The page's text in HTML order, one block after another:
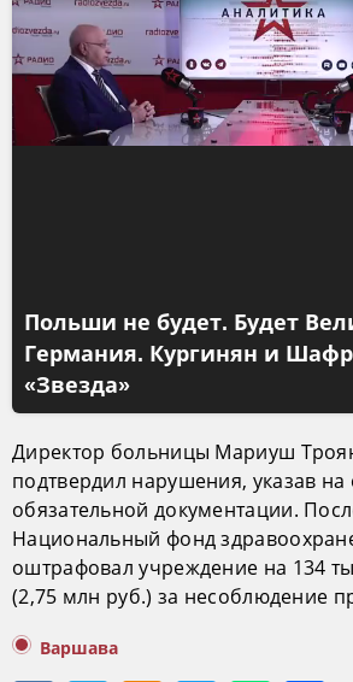
Польши не будет. Будет
Германия. Кургинян и
«Звезда»
Директор больницы Мариуш
подтвердил нарушения, указав на
обязательной документации.
Национальный фонд
оштрафовал учреждение на 134
(2,75 млн руб.) за несоблюдение
Варшава